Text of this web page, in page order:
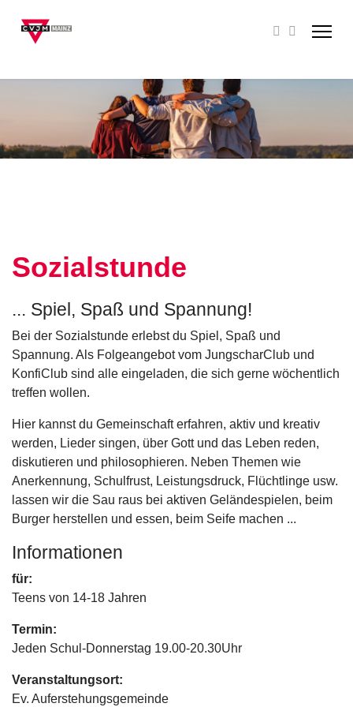
Sozialstunde
... Spiel, Spaß und Spannung!
Bei der Sozialstunde erlebst du Spiel, Spaß und
Spannung. Als Folgeangebot vom JungscharClub und
KonfiClub sind alle eingeladen, die sich gerne wöchentlich
treffen wollen.
Hier kannst du Gemeinschaft erfahren, aktiv und kreativ
werden, Lieder singen, über Gott und das Leben reden,
diskutieren und philosophieren. Neben Themen wie
Anerkennung, Schulfrust, Leistungsdruck, Flüchtlinge usw.
lassen wir die Sau raus bei aktiven Geländespielen, beim
Burger herstellen und essen, beim Seife machen ...
Informationen
für:
Teens von 14-18 Jahren
Termin:
Jeden Schul-Donnerstag 19.00-20.30Uhr
Veranstaltungsort:
Ev. Auferstehungsgemeinde